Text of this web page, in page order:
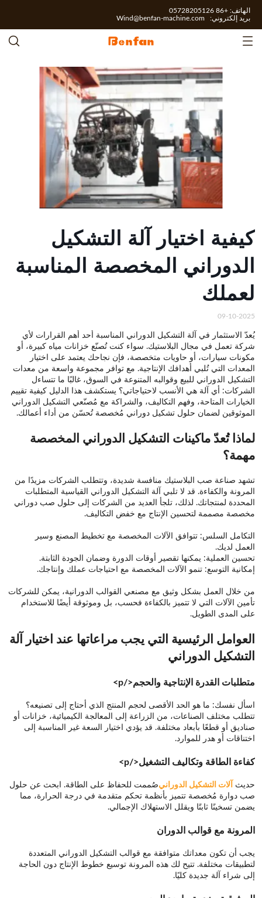
الهاتف: +86 05728205126
بريد إلكتروني: Wind@benfan-machine.com
كيفية اختيار آلة التشكيل
الدوراني المخصصة المناسبة
لعملك
09-10-2025
يُعدّ الاستثمار في آلة التشكيل الدوراني المناسبة أحد أهم القرارات لأي
شركة تعمل في مجال البلاستيك. سواء كنت تُصنّع خزانات مياه كبيرة، أو
مكونات سيارات، أو حاويات متخصصة، فإن نجاحك يعتمد على اختيار
المعدات التي تُلبي أهدافك الإنتاجية. مع توافر مجموعة واسعة من معدات
التشكيل الدوراني للبيع وقوالبه المتنوعة في السوق، غالبًا ما تتساءل
الشركات: أي آلة هي الأنسب لاحتياجاتي؟ يستكشف هذا الدليل كيفية تقييم
الخيارات المتاحة، وفهم التكاليف، والشراكة مع مُصنّعي التشكيل الدوراني
الموثوقين لضمان حلول تشكيل دوراني مُخصصة تُحسّن من أداء أعمالك.
لماذا تُعدّ ماكينات التشكيل الدوراني المخصصة
مهمة؟
تشهد صناعة صب البلاستيك منافسة شديدة، وتتطلب الشركات مزيدًا من
المرونة والكفاءة. قد لا تلبي آلة التشكيل الدوراني القياسية المتطلبات
المحددة لمنتجاتك. لذلك، تلجأ العديد من الشركات إلى حلول صب دوراني
مخصصة مصممة لتحسين الإنتاج مع خفض التكاليف.
التكامل السلس: تتوافق الآلات المخصصة مع تخطيط المصنع وسير
العمل لديك.
تحسين العملية: يمكنها تقصير أوقات الدورة وضمان الجودة الثابتة.
إمكانية التوسع: تنمو الآلات المخصصة مع احتياجات عملك وإنتاجك.
من خلال العمل بشكل وثيق مع مصنعي القوالب الدورانية، يمكن للشركات
تأمين الآلات التي لا تتميز بالكفاءة فحسب، بل وموثوقة أيضًا للاستخدام
على المدى الطويل.
العوامل الرئيسية التي يجب مراعاتها عند اختيار آلة
التشكيل الدوراني
متطلبات القدرة الإنتاجية والحجم</p>
اسأل نفسك: ما هو الحد الأقصى لحجم المنتج الذي أحتاج إلى تصنيعه؟
تتطلب مختلف الصناعات، من الزراعة إلى المعالجة الكيميائية، خزانات أو
صناديق أو قطعًا بأبعاد مختلفة. قد يؤدي اختيار السعة غير المناسبة إلى
اختناقات أو هدر للموارد.
كفاءة الطاقة وتكاليف التشغيل</p>
حديث آلات التشكيل الدورانيصُممت للحفاظ على الطاقة. ابحث عن حلول
صب دوارة مُخصصة تتميز بأنظمة تحكم متقدمة في درجة الحرارة، مما
يضمن تسخينًا ثابتًا ويقلل الاستهلاك الإجمالي.
المرونة مع قوالب الدوران
يجب أن تكون معداتك متوافقة مع قوالب التشكيل الدوراني المتعددة
لتطبيقات مختلفة. تتيح لك هذه المرونة توسيع خطوط الإنتاج دون الحاجة
إلى شراء آلة جديدة كليًا.